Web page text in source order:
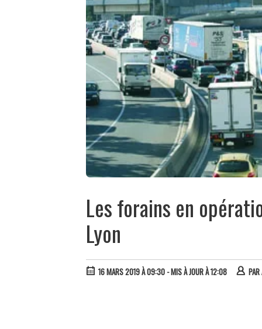
Les forains en
Lyon
16 MARS 2019 À 09:30 - MIS À JOUR À 12:08 PAR